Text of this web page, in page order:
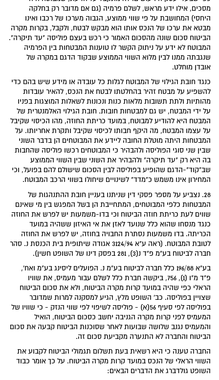
מסכים, אילו ידע מראש, לשלם פרמיה (גם אם מדובר רק בחלקה
היחסי) המחושבת על פי שווי ממוצע, הגבוה מערכו של רכבו ואינו
מבטא את ערכו של הנכס אותו הוא מבקש לבטח, ולקבל, בקרות מקרה
הביטוח סכום שונה מהסכום האמור כי רכש בעצם פוליסה "עד תיקרה".
המבוטח לא ידע על ניתוק הקשר לו טוענות המבטחות בין הפרמיה
שנגבתה ממנו לבין מלוא השווי הממוצע שבקוד הדגם במקרה של
אובדן מוחלט.
כנגד חובת הגילוי של המבוטח לגלות כל עובדה או מידע שיש בהם כדי
להשפיע על מבטח זהיר בהחלטתו לבטח את הנכס, להאיר עובדות
מהותיות ולתת תשובות מלאות כנות ונכונות לשאלות המוצגות בפניו
על ידי המבטח, יש גם למבטחות חובות. חובת הגילוי האלמנטרית של
המבטח היא להודיע למבוטח, במועד כריתת החוזה, מהו הכיסוי שקיבל
על עצמו המבטח, מה היקף חבותו לכיסוי שקיבל ותקרת אחריותו. על
המבטחות היתה מוטלת החובה ליידע את המבוטחים הן בדבר השוני
שבין שני סוגי הפוליסה ולהבהיר כי המבוטחים רכשו פוליסה שהחבות
בה היא רק "עד תיקרה" ולהבהיר את השוני שבין השווי הממוצע
שב"קוד"-הדגם שהופיע בפוליסה לבין הסכום שישולם להם בפועל, וכי
המחירון אינו משמש כ"מדד" לשינויים שיחולו בשווי הרכב המבוטח.
28. נצביע על מספר פסקי דין שניתנו בעניין חובת ההתנהגות של
המבטחות כלפי המבוטחים, המתחייבת הן בשל המפגש בין מי שאינם
שווים לעת כריתת חוזה הביטוח וכי בדו-משמעות יש לפרש את החוזה
כנגד מנסחו שהוא כלל שנועד לאזן את אי האיזון ששהיה במועד
הכריתה. בדו משמעות נסתרת החבויה בחוזה, יש לפרש את החוזה
לטובת המבוטח. (ראה ע"א 3124/94 אגודה שיתופית בית הכנסת נ. סהר
חברה לביטוח בע"מ פ"ד נ(3), 281 בפסק דינו של השופט חשין).
בע"א 196/88 כלל חברה לביטוח בע"מ נ. הפועלים ליסינג בע"מ ואח',
פ"ד מ"ו (1), 756, ביקשה חברת כלל לשלם עבור מעמיס, את שוויו
הראלי כפי שהיה במועד קרות מקרה הביטוח, ולא את סכום הביטוח
שצויין בפוליסה. כב' השופט מלץ, הגיע למסקנה למרות שמדובר
בפוליסה לפי סעיף 56(א) - פוליסה לשיפוי לפי שווי הנזק - כי שוויו של
המעמיס לפני קרות מקרה הגניבה יחשב כסכום הביטוח, הואיל
והמעמיס נגנב שלושה שבועות לאחר שסוכנות הביטוח קבעה את סכום
הביטוח והחברה לא התנערה מקביעת סכום זה.
החברה טענה כי היא רשאית בעת תשלום תגמולי הביטוח לקבוע את
השווי הראלי של הנכס במועד קרות מקרה הביטוח. על כך אומר כבוד
השופט גולדברג את הדברים הבאים: